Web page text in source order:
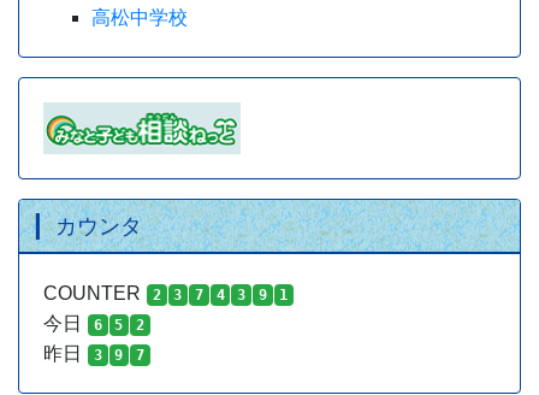
高松中学校
カウンタ
COUNTER 2 3 7 4 3 9 1
今日 6 5 2
昨日 3 9 7